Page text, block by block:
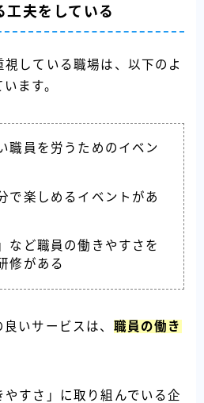
工夫をしている
している職場は、以下のよ
ます。
職員を労うためのイベン
で楽しめるイベントがあ
など職員の働きやすさを
修がある
いサービスは、 職員の働き
すさ」に取り組んでいる企